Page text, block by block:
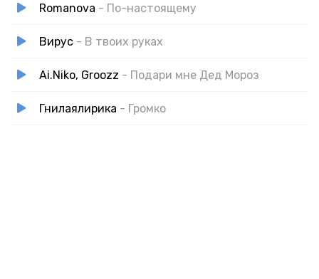
Romanova - По-настоящему
Вирус - В твоих руках
Ai.Niko, Groozz - Подари мне Дед Мороз
Гнилаялирика - Громко